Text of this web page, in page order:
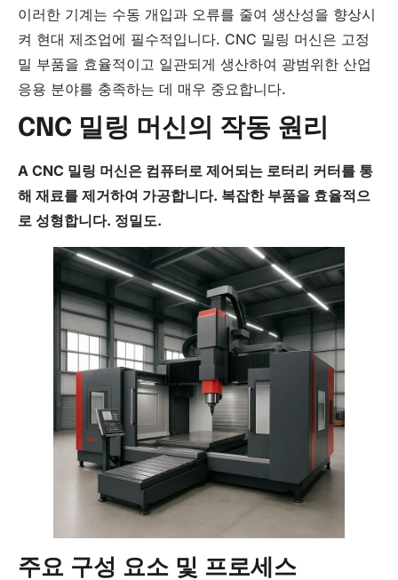
이러한 기계는 수동 개입과 오류를 줄여 생산성을 향상시
켜 현대 제조업에 필수적입니다. CNC 밀링 머신은 고정
밀 부품을 효율적이고 일관되게 생산하여 광범위한 산업
응용 분야를 충족하는 데 매우 중요합니다.
CNC 밀링 머신의 작동 원리
A CNC 밀링 머신은 컴퓨터로 제어되는 로터리 커터를 통
해 재료를 제거하여 가공합니다. 복잡한 부품을 효율적으
로 성형합니다. 정밀도.
주요 구성 요소 및 프로세스